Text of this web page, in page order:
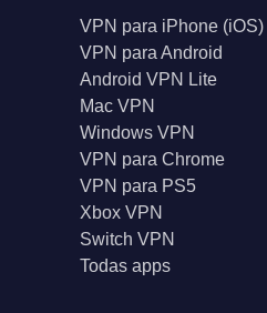
VPN para iPhone (iOS)
VPN para Android
Android VPN Lite
Mac VPN
Windows VPN
VPN para Chrome
VPN para PS5
Xbox VPN
Switch VPN
Todas apps